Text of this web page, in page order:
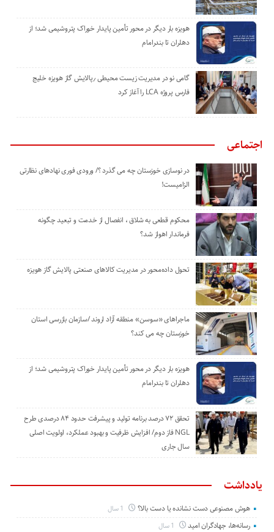
هویزه بار دیگر در محور تأمین پایدار خوراک پتروشیمی شد؛ از
دهلران تا بندرامام
گامی نو در مدیریت زیست ‌محیطی ٫پالایش گاز هویزه خلیج
‌فارس پروژه LCA را آغاز کرد
اجتماعی
در نوسازی خوزستان چه می گذرد ؟/ ورودی فوری نهادهای نظارتی
الزامیست!
محکوم قطعی به شلاق ، انفصال از خدمت و تبعید چگونه
فرماندار اهواز شد؟
تحول داده‌محور در مدیریت کالاهای صنعتی پالایش گاز هویزه
ماجراهای «سوسن» منطقه آزاد اروند /سازمان بازرسی استان
خوزستان چه می کند؟
هویزه بار دیگر در محور تأمین پایدار خوراک پتروشیمی شد؛ از
دهلران تا بندرامام
تحقق ۷۲ درصد برنامه تولید و پیشرفت حدود ۸۴ درصدی طرح
NGL فاز دوم/ افزایش ظرفیت و بهبود عملکرد، اولویت اصلی
سال جاری
یادداشت
هوش مصنوعی دست نشانده یا دست بالا؟
رسانه‌ها، جهادگران امید